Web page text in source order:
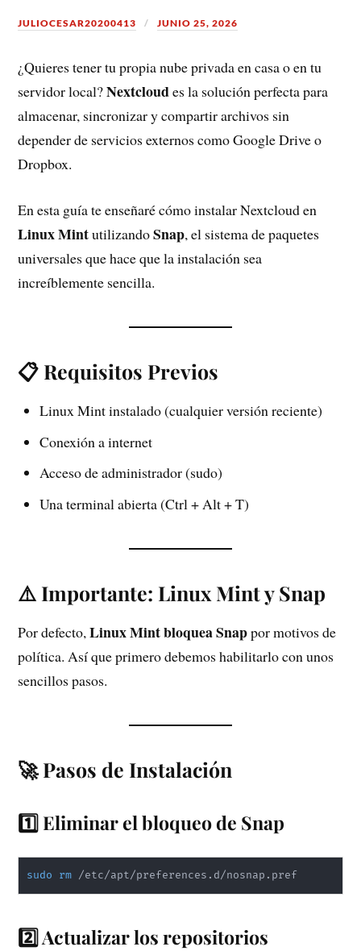
JULIOCESAR20200413 JUNIO 25, 2026
¿Quieres tener tu propia nube privada en casa o en tu
servidor local?Nextcloudes la solución perfecta para
almacenar, sincronizar y compartir archivos sin
depender de servicios externos como Google Drive o
Dropbox.
En esta guía te enseñaré cómo instalar Nextcloud en
Linux MintutilizandoSnap, el sistema de paquetes
universales que hace que la instalación sea
increíblemente sencilla.
📋 Requisitos Previos
Linux Mint instalado (cualquier versión reciente)
Conexión a internet
Acceso de administrador (sudo)
Una terminal abierta (Ctrl + Alt + T)
⚠️ Importante: Linux Mint y Snap
Por defecto,Linux Mint bloquea Snappor motivos de
política. Así que primero debemos habilitarlo con unos
sencillos pasos.
🚀 Pasos de Instalación
1️⃣ Eliminar el bloqueo de Snap
sudo rm /etc/apt/preferences.d/nosnap.pref
2️⃣ Actualizar los repositorios